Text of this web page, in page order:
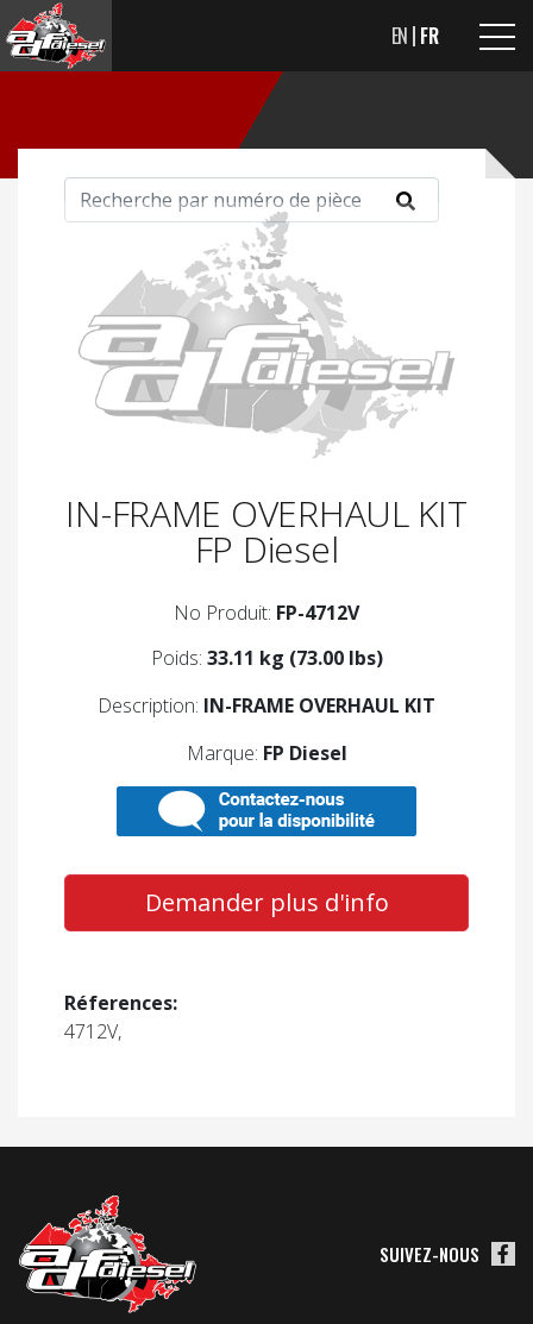
EN FR
IN-FRAME OVERHAUL KIT
FP Diesel
No Produit: FP-4712V
Poids: 33.11 kg (73.00 lbs)
Description: IN-FRAME OVERHAUL KIT
Marque: FP Diesel
Demander plus d'info
Réferences:
4712V,
SUIVEZ-NOUS